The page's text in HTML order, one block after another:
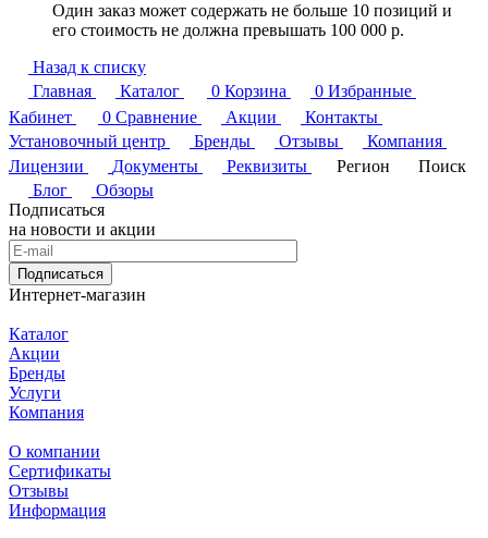
Один заказ может содержать не больше 10 позиций и
его стоимость не должна превышать 100 000 р.
Назад к списку
Главная
Каталог 0 Корзина 0 Избранные
Кабинет
0 Сравнение Акции
Контакты
Установочный центр
Бренды Отзывы
Компания
Лицензии
Документы Реквизиты Регион
Поиск
Блог
Обзоры
Подписаться
на новости и акции
Подписаться
Интернет-магазин
Каталог
Акции
Бренды
Услуги
Компания
О компании
Сертификаты
Отзывы
Информация